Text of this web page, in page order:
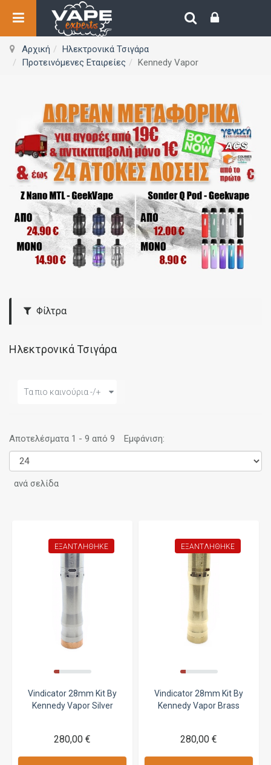
Αρχική
Ηλεκτρονικά Τσιγάρα
Προτεινόμενες Εταιρείες
Kennedy Vapor
Φίλτρα
Ηλεκτρονικά Τσιγάρα
Τα πιο καινούρια -/+
Αποτελέσματα 1 - 9 από 9 Εμφάνιση:
ανά σελίδα
ΕΞΑΝΤΛΉΘΗΚΕ
Vindicator 28mm Kit By
Kennedy Vapor Silver
280,00 €
ΕΞΑΝΤΛΉΘΗΚΕ
Vindicator 28mm Kit By
Kennedy Vapor Brass
280,00 €